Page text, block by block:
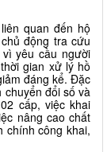
quan đến hộ
động tra cứu
yêu cầu người
gian xử lý hồ
đáng kể. Đặc
chuyển đổi số và
cấp, việc khai
nâng cao chất
chính công khai,